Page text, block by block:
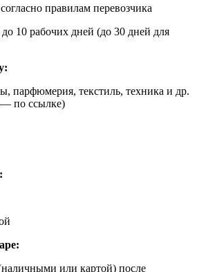
правилам перевозчика
до 10 рабочих дней (до 30 дней для
парфюмерия, текстиль, техника и др.
по ссылке)
или картой) после